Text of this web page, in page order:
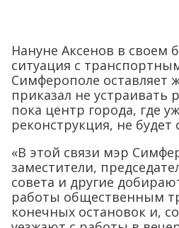
Нануне Аксенов в своем
ситуация с
Симферополе оставляет
приказал не устраивать
пока центр города, где
реконструкция, не
«В этой связи мэр
заместители,
совета и другие
работы общественным
конечных остановок и,